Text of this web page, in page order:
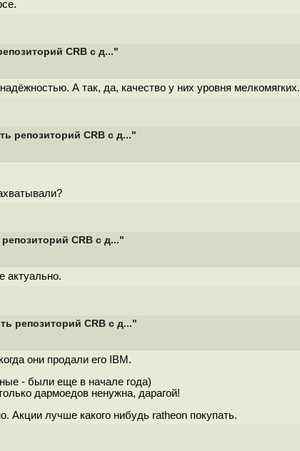
CRB с д..."
А так, да, качество у них уровня мелкомягких.
репозиторий CRB с д..."
CRB с д..."
актуально.
репозиторий CRB с д..."
они продали его IBM.
- были еще в начале года)
дармоедов ненужна, дарагой!
Акции лучше какого нибудь ratheon покупать.